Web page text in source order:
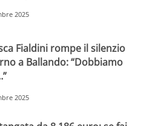
2025
Fialdini rompe il silenzio
a Ballando: “Dobbiamo
2025